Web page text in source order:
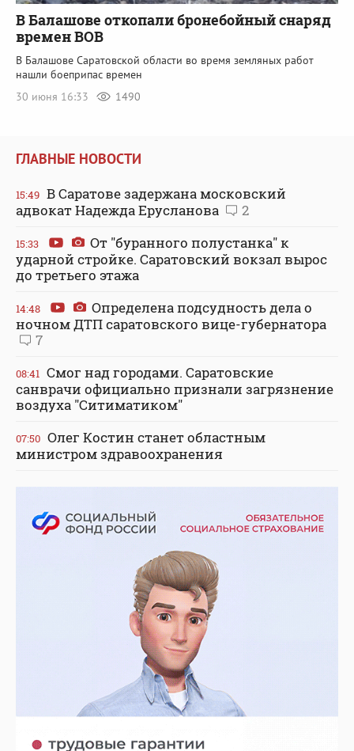
В Балашове откопали бронебойный снаряд
времен ВОВ
В Балашове Саратовской области во время земляных работ
нашли боеприпас времен
30 июня 16:33
1490
ГЛАВНЫЕ НОВОСТИ
15:49 В Саратове задержана московский
адвокат Надежда Ерусланова
2
15:33
От "буранного полустанка" к
ударной стройке. Саратовский вокзал вырос
до третьего этажа
14:48
Определена подсудность дела о
ночном ДТП саратовского вице-губернатора
7
08:41 Смог над городами. Саратовские
санврачи официально признали загрязнение
воздуха "Ситиматиком"
07:50 Олег Костин станет областным
министром здравоохранения